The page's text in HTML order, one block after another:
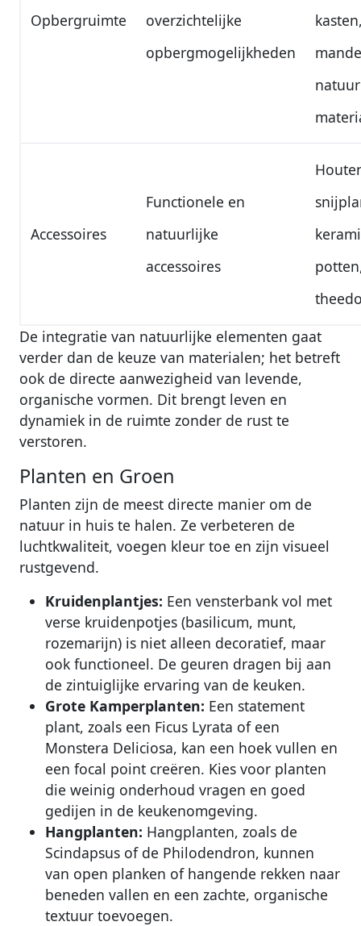
Opbergruimte
overzichtelijke
opbergmogelijkheden
Accessoires
Functionele en
natuurlijke
accessoires
De integratie van natuurlijke elementen gaat
verder dan de keuze van materialen; het betreft
ook de directe aanwezigheid van levende,
organische vormen. Dit brengt leven en
dynamiek in de ruimte zonder de rust te
verstoren.
Planten en Groen
Planten zijn de meest directe manier om de
natuur in huis te halen. Ze verbeteren de
luchtkwaliteit, voegen kleur toe en zijn visueel
rustgevend.
Kruidenplantjes: Een vensterbank vol met
verse kruidenpotjes (basilicum, munt,
rozemarijn) is niet alleen decoratief, maar
ook functioneel. De geuren dragen bij aan
de zintuiglijke ervaring van de keuken.
Grote Kamperplanten: Een statement
plant, zoals een Ficus Lyrata of een
Monstera Deliciosa, kan een hoek vullen en
een focal point creëren. Kies voor planten
die weinig onderhoud vragen en goed
gedijen in de keukenomgeving.
Hangplanten: Hangplanten, zoals de
Scindapsus of de Philodendron, kunnen
van open planken of hangende rekken naar
beneden vallen en een zachte, organische
textuur toevoegen.